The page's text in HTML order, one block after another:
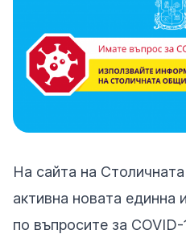
На сайта на
активна новата единна
по въпросите за